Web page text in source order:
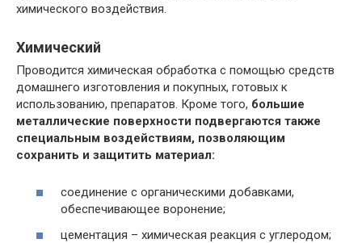
химического воздействия.
Химический
Проводится химическая обработка с помощью средств
домашнего изготовления и покупных, готовых к
использованию, препаратов. Кроме того, большие
металлические поверхности подвергаются также
специальным воздействиям, позволяющим
сохранить и защитить материал:
соединение с органическими добавками,
обеспечивающее воронение;
цементация – химическая реакция с углеродом;